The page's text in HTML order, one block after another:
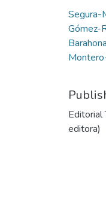
Segura-
Gómez-
Editorial
editora)